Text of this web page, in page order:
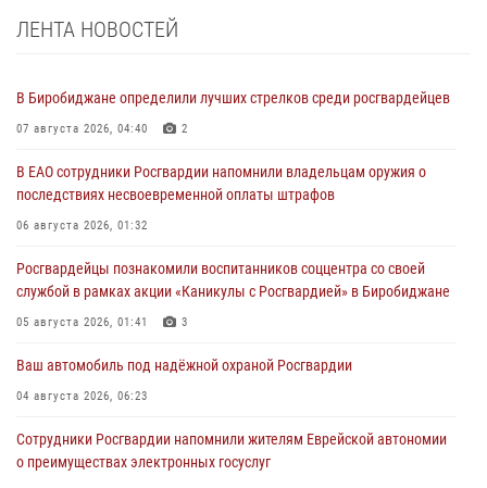
ЛЕНТА НОВОСТЕЙ
В Биробиджане определили лучших стрелков среди росгвардейцев
07 августа 2026, 04:40 2
В ЕАО сотрудники Росгвардии напомнили владельцам оружия о
последствиях несвоевременной оплаты штрафов
06 августа 2026, 01:32
Росгвардейцы познакомили воспитанников соццентра со своей
службой в рамках акции «Каникулы с Росгвардией» в Биробиджане
05 августа 2026, 01:41 3
Ваш автомобиль под надёжной охраной Росгвардии
04 августа 2026, 06:23
Сотрудники Росгвардии напомнили жителям Еврейской автономии
о преимуществах электронных госуслуг